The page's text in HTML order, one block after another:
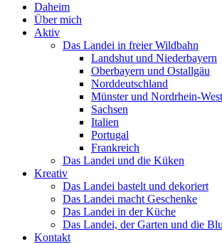
Daheim
Über mich
Aktiv
Das Landei in freier Wildbahn
Landshut und Niederbayern
Oberbayern und Ostallgäu
Norddeutschland
Münster und Nordrhein-
Sachsen
Italien
Portugal
Frankreich
Das Landei und die Küken
Kreativ
Das Landei bastelt und dekoriert
Das Landei macht Geschenke
Das Landei in der Küche
Das Landei, der Garten und die
Kontakt